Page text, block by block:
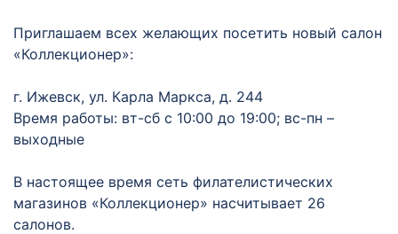
Приглашаем всех желающих посетить новый салон
«Коллекционер»:
г. Ижевск, ул. Карла Маркса, д. 244
Время работы: вт-сб с 10:00 до 19:00; вс-пн –
выходные
В настоящее время сеть филателистических
магазинов «Коллекционер» насчитывает 26
салонов.